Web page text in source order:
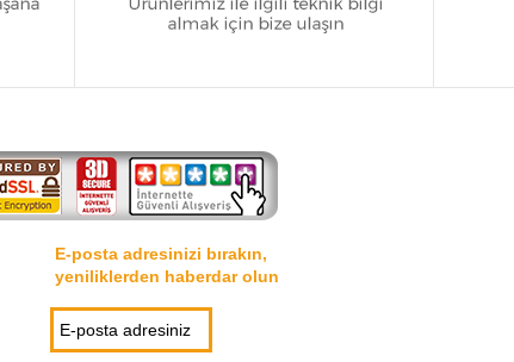
E-posta adresinizi bırakın,
yeniliklerden haberdar olun